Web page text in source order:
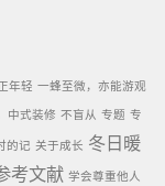
年轻 一蜂至微，亦能游观
中式装修 不盲从 专题 专
的记 关于成长 冬日暖
考文献 学会尊重他人